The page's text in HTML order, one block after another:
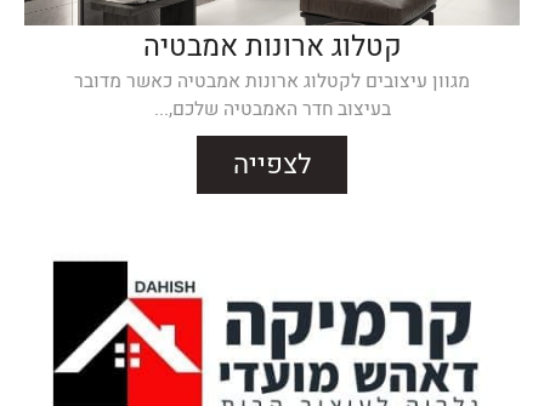
קטלוג ארונות אמבטיה
מגוון עיצובים לקטלוג ארונות אמבטיה כאשר מדובר
בעיצוב חדר האמבטיה שלכם,...
לצפייה